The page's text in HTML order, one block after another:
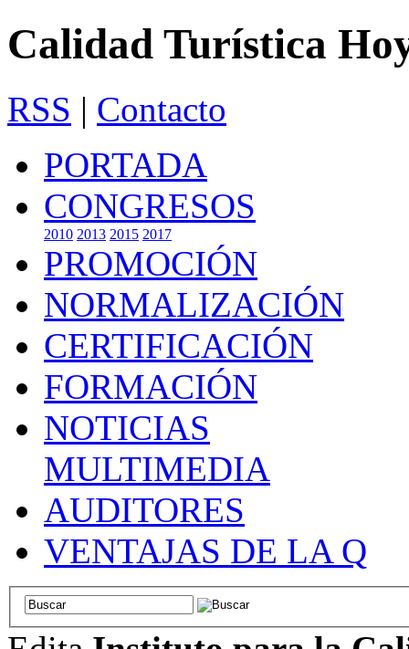
Calidad Turística
RSS | Contacto
PORTADA
CONGRESOS
2010 2013 2015 2017
PROMOCIÓN
NORMALIZACIÓN
CERTIFICACIÓN
FORMACIÓN
NOTICIAS
MULTIMEDIA
AUDITORES
VENTAJAS DE LA Q